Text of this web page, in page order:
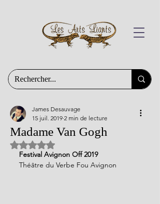
Madame Van Gogh
James Desauvage
15 juil. 2019 2 min de lecture
Noté NaN étoiles sur 5.
Festival Avignon Off 2019
Théâtre du Verbe Fou Avignon